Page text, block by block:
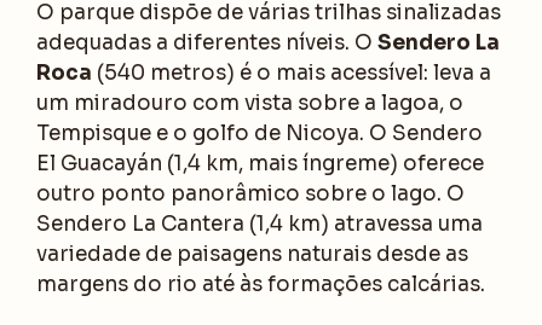
O parque dispõe de várias trilhas sinalizadas
adequadas a diferentes níveis. O Sendero La
Roca (540 metros) é o mais acessível: leva a
um miradouro com vista sobre a lagoa, o
Tempisque e o golfo de Nicoya. O Sendero
El Guacayán (1,4 km, mais íngreme) oferece
outro ponto panorâmico sobre o lago. O
Sendero La Cantera (1,4 km) atravessa uma
variedade de paisagens naturais desde as
margens do rio até às formações calcárias.